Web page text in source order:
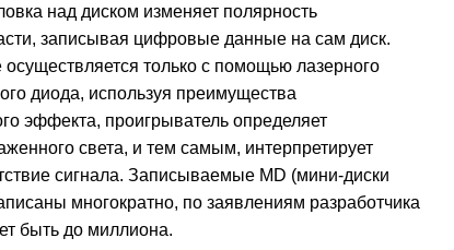
над диском изменяет полярность
записывая цифровые данные на сам диск.
только с помощью лазерного
диода, используя преимущества
эффекта, проигрыватель определяет
света, и тем самым, интерпретирует
сигнала. Записываемые MD (мини-диски
многократно, по заявлениям разработчика
быть до миллиона.